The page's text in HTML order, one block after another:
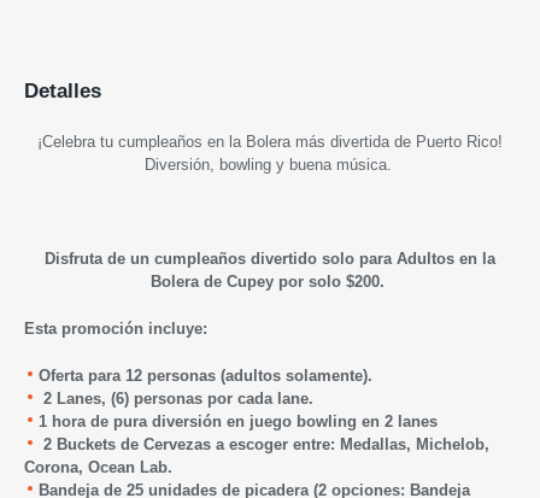
Detalles
¡Celebra tu cumpleaños en la Bolera más divertida de Puerto Rico!
Diversión, bowling y buena música.
Disfruta de un cumpleaños divertido solo para Adultos en la
Bolera de Cupey por solo $200.
Esta promoción incluye:
Oferta para 12 personas (adultos solamente).
2 Lanes, (6) personas por cada lane.
1 hora de pura diversión en juego bowling en 2 lanes
2 Buckets de Cervezas a escoger entre: Medallas, Michelob,
Corona, Ocean Lab.
Bandeja de 25 unidades de picadera (2 opciones: Bandeja